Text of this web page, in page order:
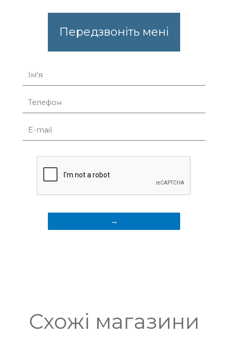
Передзвоніть мені
Схожі магазини